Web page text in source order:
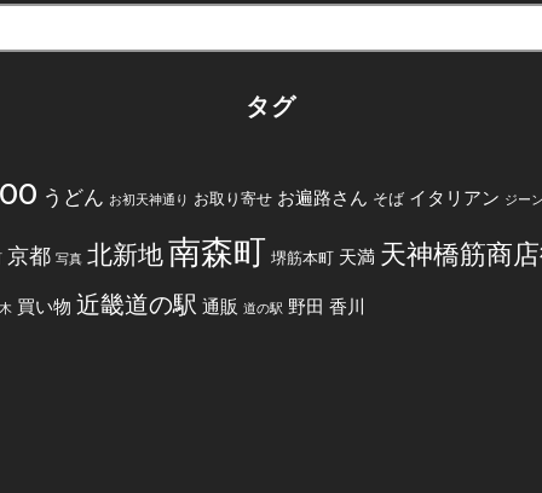
タグ
うどん お初天神通り お取り寄せ お遍路さん そば イタリアン ジー
京都 写真 北新地南森町 堺筋本町 天満 天神橋筋商
買い物 近畿道の駅 通販 道の駅 野田 香川